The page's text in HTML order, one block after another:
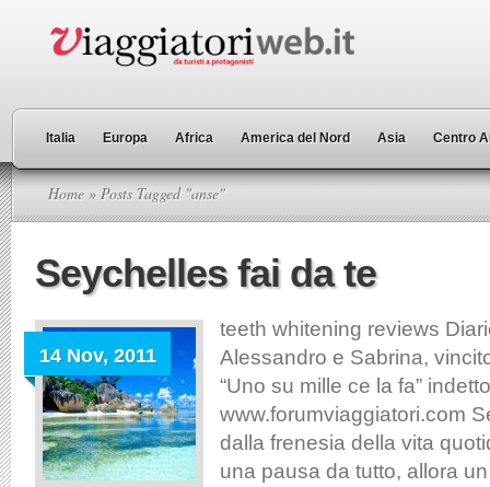
Italia Europa Africa America del Nord Asia Centro
Home » Posts Tagged "anse"
Seychelles fai da te
14 Nov, 2011
teeth whitening reviews
Alessandro e Sabrina,
“Uno su mille ce la fa”
www.forumviaggiatori.com
dalla frenesia della vita
una pausa da tutto, allora